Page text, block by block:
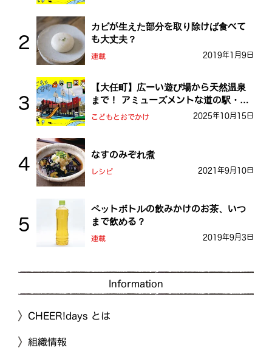
カビが生えた部分を取り除けば食べて
も大丈夫？
連載 2019年1月9日
【大任町】広ーい遊び場から天然温泉
まで！ アミューズメントな道の駅・お
おとう桜街道
こどもとおでかけ 2025年10月15日
なすのみぞれ煮
レシピ 2021年9月10日
ペットボトルの飲みかけのお茶、いつ
まで飲める？
連載 2019年9月3日
Information
CHEER!days とは
組織情報